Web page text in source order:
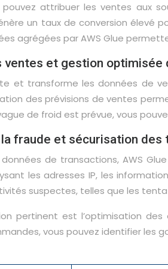
pouvez attribuer les ventes aux
un taux de conversion élevé
agrégées par AWS Glue
ventes et gestion optimisée
et transforme les données de
des prévisions de ventes
de froid est prévue, vous
fraude et sécurisation des
données de transactions, AWS
les adresses IP, les
suspectes, telles que les
pertinent est l’optimisation
vous pouvez identifier les